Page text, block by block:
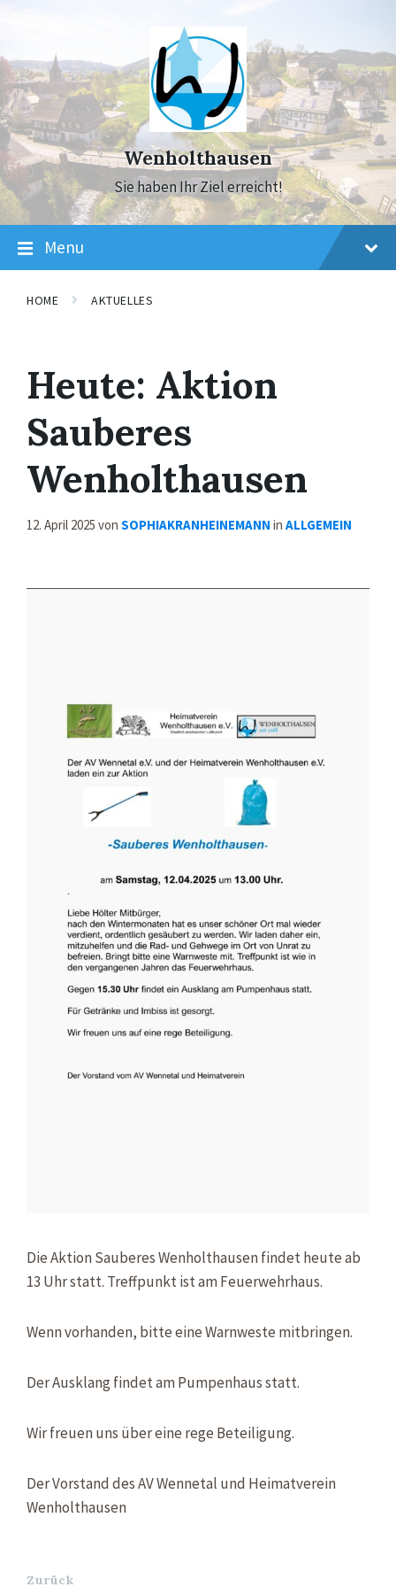
navigation
Wenholthausen
Sie haben Ihr Ziel erreicht!
Menu
HOME AKTUELLES
Heute: Aktion
Sauberes
Wenholthausen
12. April 2025 von SOPHIAKRANHEINEMANN in ALLGEMEIN
Die Aktion Sauberes Wenholthausen findet heute ab
13 Uhr statt. Treffpunkt ist am Feuerwehrhaus.
Wenn vorhanden, bitte eine Warnweste mitbringen.
Der Ausklang findet am Pumpenhaus statt.
Wir freuen uns über eine rege Beteiligung.
Der Vorstand des AV Wennetal und Heimatverein
Wenholthausen
Zurück